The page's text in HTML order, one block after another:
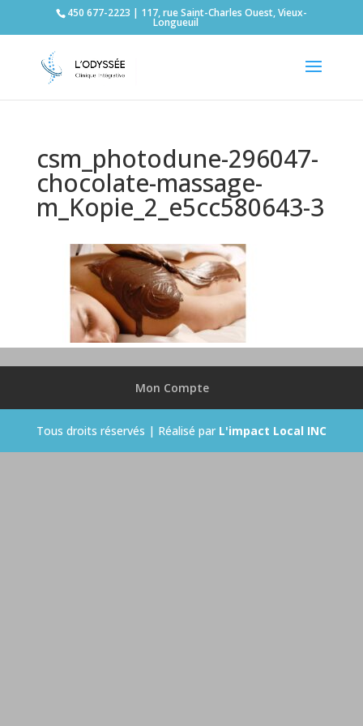
450 677-2223 | 117, rue Saint-Charles Ouest, Vieux-
Longueuil
csm_photodune-296047-
chocolate-massage-
m_Kopie_2_e5cc580643-3
Mon Compte
Tous droits réservés | Réalisé par L'impact Local INC